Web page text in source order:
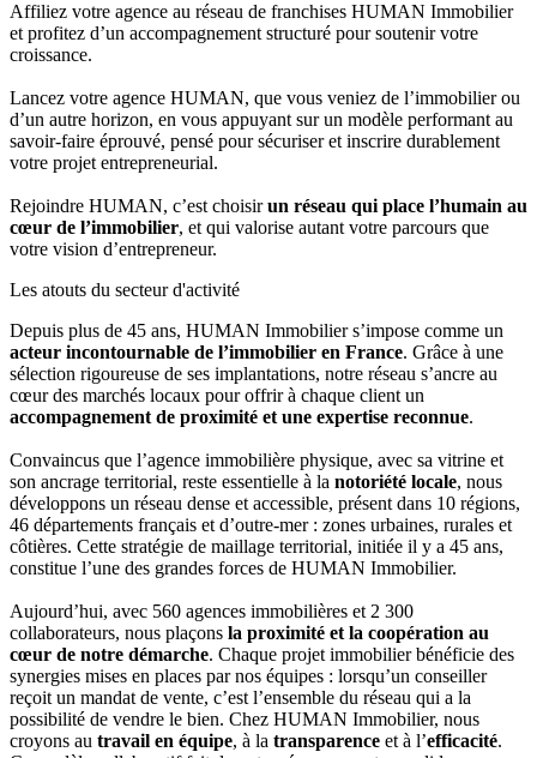
Affiliez votre agence au réseau de franchises HUMAN Immobilier
et profitez d’un accompagnement structuré pour soutenir votre
croissance.
Lancez votre agence HUMAN, que vous veniez de l’immobilier ou
d’un autre horizon, en vous appuyant sur un modèle performant au
savoir-faire éprouvé, pensé pour sécuriser et inscrire durablement
votre projet entrepreneurial.
Rejoindre HUMAN, c’est choisirun réseau qui place l’humain au
cœur de l’immobilier, et qui valorise autant votre parcours que
votre vision d’entrepreneur.
Les atouts du secteur d'activité
Depuis plus de 45 ans, HUMAN Immobilier s’impose comme un
acteur incontournable de l’immobilier en France. Grâce à une
sélection rigoureuse de ses implantations, notre réseau s’ancre au
cœur des marchés locaux pour offrir à chaque client un
accompagnement de proximité et une expertise reconnue.
Convaincus que l’agence immobilière physique, avec sa vitrine et
son ancrage territorial, reste essentielle à la notoriété locale, nous
développons un réseau dense et accessible, présent dans 10 régions,
46 départements français et d’outre-mer : zones urbaines, rurales et
côtières. Cette stratégie de maillage territorial, initiée il y a 45 ans,
constitue l’une des grandes forces de HUMAN Immobilier.
Aujourd’hui, avec 560 agences immobilières et 2 300
collaborateurs, nous plaçons la proximité et la coopération au
cœur de notre démarche. Chaque projet immobilier bénéficie des
synergies mises en places par nos équipes : lorsqu’un conseiller
reçoit un mandat de vente, c’est l’ensemble du réseau qui a la
possibilité de vendre le bien. Chez HUMAN Immobilier, nous
croyons au travail en équipe, à la transparence et à l’efficacité.